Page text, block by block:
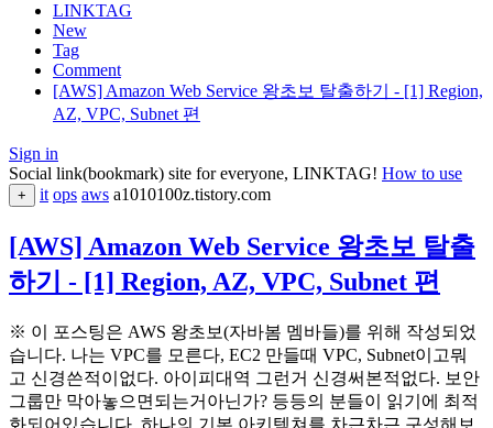
LINKTAG
New
Tag
Comment
[AWS] Amazon Web Service 왕초보 탈출하기 - [1] Region,
AZ, VPC, Subnet 편
Sign in
Social link(bookmark) site for everyone, LINKTAG! How to use
+ it ops aws a1010100z.tistory.com
[AWS] Amazon Web Service 왕초보 탈출
하기 - [1] Region, AZ, VPC, Subnet 편
※ 이 포스팅은 AWS 왕초보(자바봄 멤바들)를 위해 작성되었
습니다. 나는 VPC를 모른다, EC2 만들때 VPC, Subnet이고뭐
고 신경쓴적이없다. 아이피대역 그런거 신경써본적없다. 보안
그룹만 막아놓으면되는거아닌가? 등등의 분들이 읽기에 최적
화되어있습니다. 하나의 기본 아키텍쳐를 차근차근 구성해보